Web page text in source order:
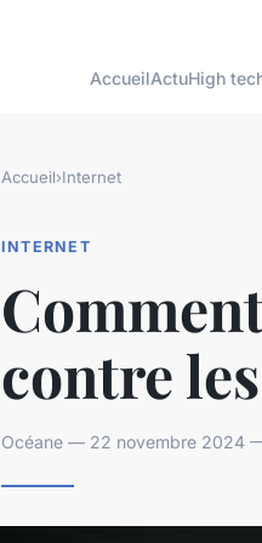
AccueilActuHigh
Accueil›Internet
INTERNET
contre
Océane — 22 novembre 2024